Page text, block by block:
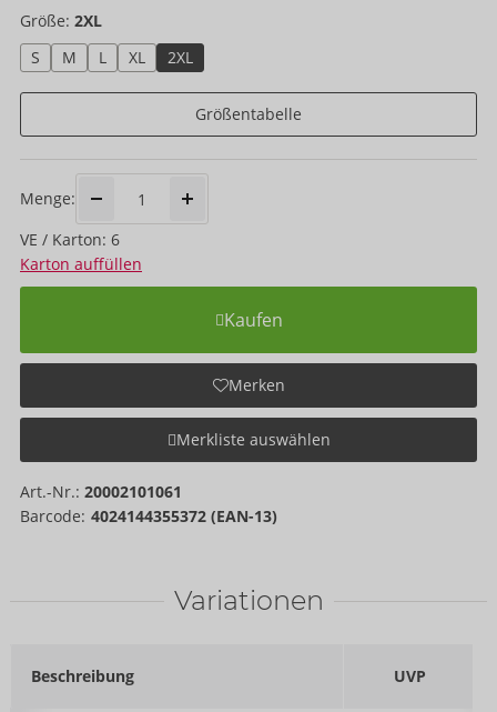
Größe: 2XL
S
M L XL 2XL
Größentabelle
Menge:
VE / Karton: 6
Karton auffüllen
Kaufen
Merken
Merkliste auswählen
Art.-Nr.: 20002101061
Barcode: 4024144355372 (EAN-13)
Variationen
Beschreibung UVP